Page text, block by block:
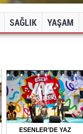
SAĞLIK YAŞAM
ESENLER’DE YAZ